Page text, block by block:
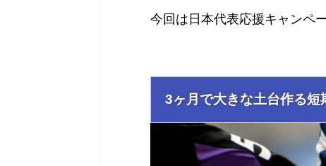
今回は日本代表応援キャンペ
3ヶ月で大きな土台作る短